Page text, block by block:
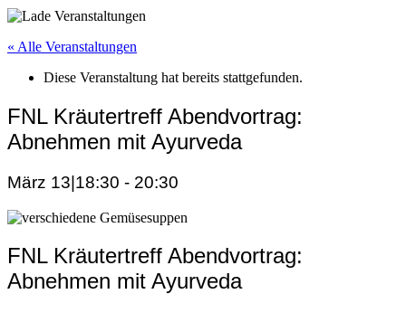
« Alle Veranstaltungen
Diese Veranstaltung hat bereits stattgefunden.
FNL Kräutertreff Abendvortrag:
Abnehmen mit Ayurveda
März 13|18:30 - 20:30
FNL Kräutertreff Abendvortrag:
Abnehmen mit Ayurveda